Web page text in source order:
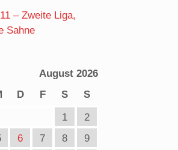
– Zweite Liga,
Sahne
August 2026
D F S
S
1
2
6 7 8
9